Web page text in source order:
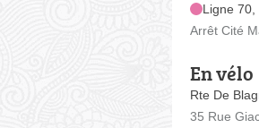
Ligne 70,
Arrêt Cité
En vélo
Rte De
35 Rue